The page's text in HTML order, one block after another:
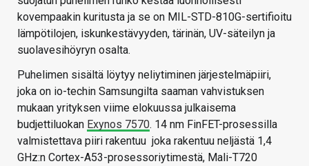
kovempaakin kuritusta ja se on MIL-STD-810G-sertifioitu
lämpötilojen, iskunkestävyyden, tärinän, UV-säteilyn ja
suolavesihöyryn osalta.
Puhelimen sisältä löytyy neliytiminen järjestelmäpiiri,
joka on io-techin Samsungilta saaman vahvistuksen
mukaan yrityksen viime elokuussa julkaisema
budjettiluokan Exynos 7570. 14 nm FinFET-prosessilla
valmistettava piiri rakentuu joka rakentuu neljästä 1,4
GHz:n Cortex-A53-prosessoriytimestä, Mali-T720